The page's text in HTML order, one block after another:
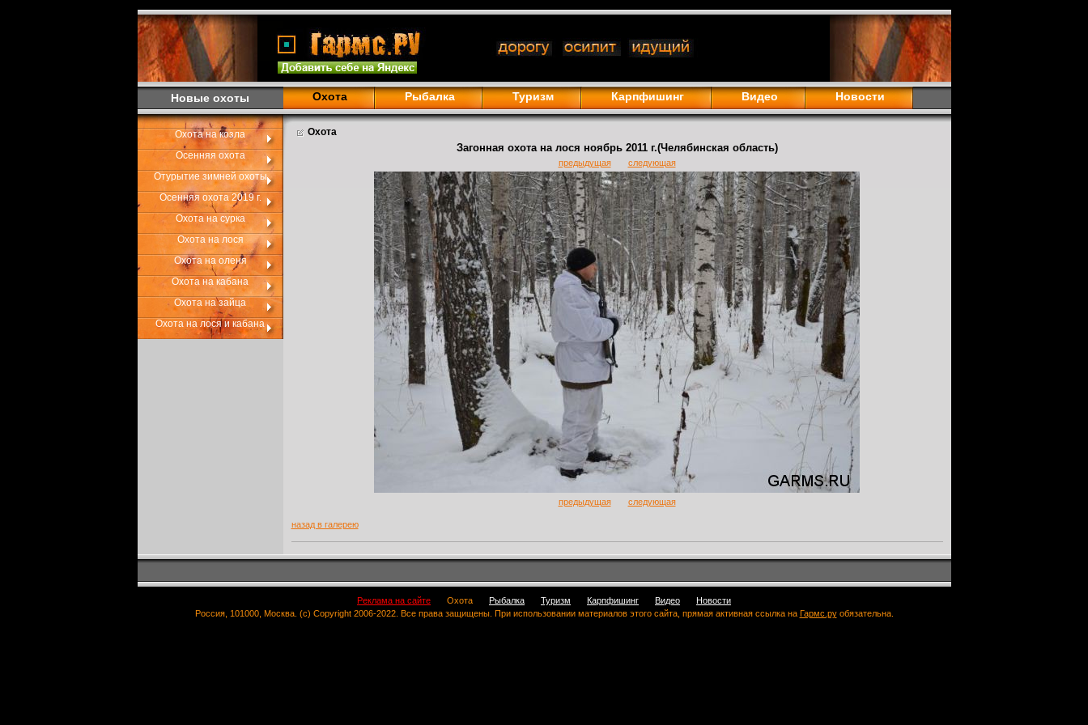
Новые охоты Охота Рыбалка Туризм Карпфишинг Видео Новости
Охота на козла
Осенняя охота
Отурытие зимней охоты
Осенняя охота 2019 г.
Охота на сурка
Охота на лося
Охота на оленя
Охота на кабана
Охота на зайца
Охота на лося и кабана
Охота
Загонная охота на лося ноябрь 2011 г.(Челябинская область)
предыдущая следующая
предыдущая следующая
назад в галерею
Реклама на сайте Охота Рыбалка Туризм Карпфишинг Видео
Новости
Россия, 101000, Москва. (c) Copyright 2006-2022. Все права защищены. При использовании материалов этого сайта, прямая активная ссылка на Гармс.руобязательна.